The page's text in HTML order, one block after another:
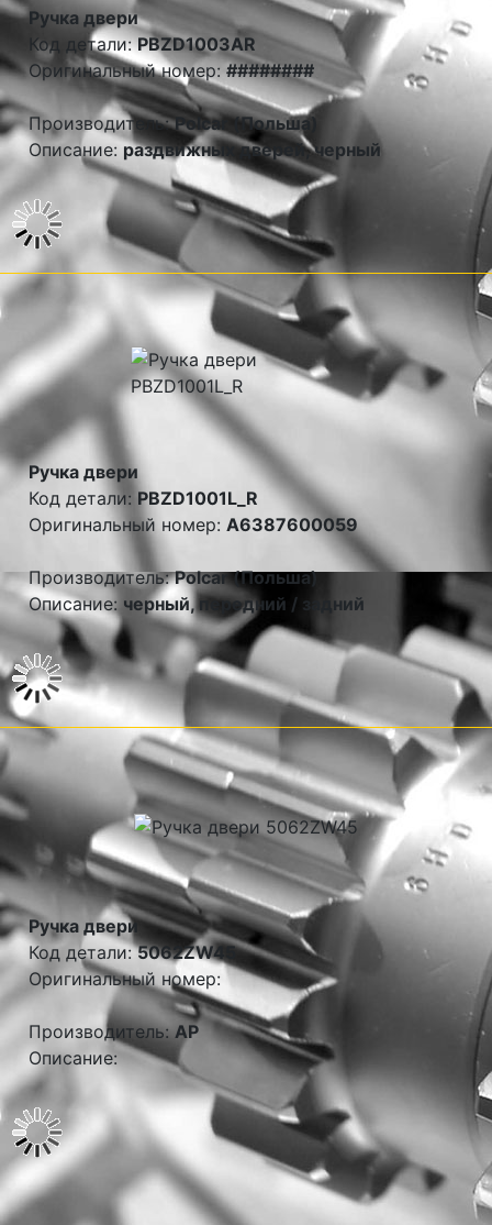
Ручка двери
Код детали:PBZD1003AR
Оригинальный номер:########
Производитель:Polcar (Польша)
Описание: раздвижных дверей, черный
Ручка двери
Код детали: PBZD1001L_R
Оригинальный номер: A6387600059
Производитель:Polcar (Польша)
Описание: черный, передний / задний
Ручка двери
Код детали:5062ZW45
Оригинальный номер:
Производитель:AP
Описание: